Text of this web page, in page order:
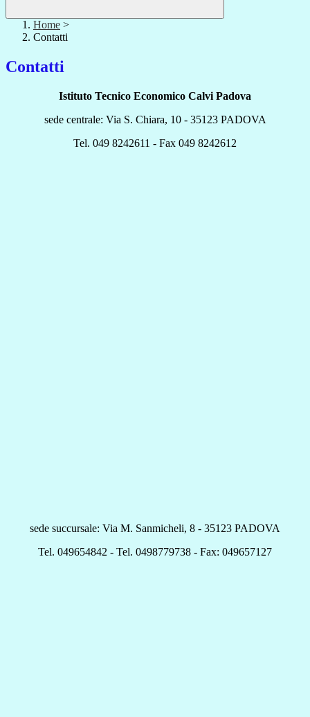
Home >
Contatti
Contatti
Istituto Tecnico Economico Calvi Padova
sede centrale: Via S. Chiara, 10 - 35123 PADOVA
Tel. 049 8242611 - Fax 049 8242612
sede succursale: Via M. Sanmicheli, 8 - 35123 PADOVA
Tel. 049654842 - Tel. 0498779738 - Fax: 049657127